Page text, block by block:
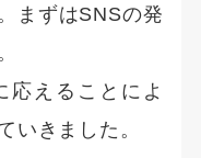
まずはSNSの発
応えることによ
いきました。